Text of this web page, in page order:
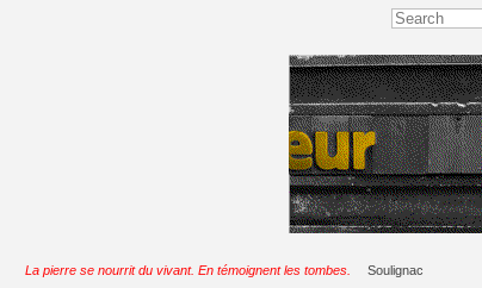
La pierre se nourrit du vivant. En témoignent les tombes. Soulignac